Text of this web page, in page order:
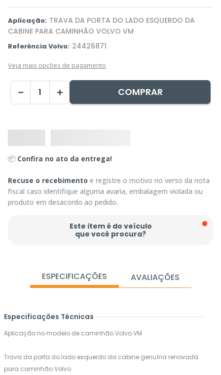
Aplicação: TRAVA DA PORTA DO LADO ESQUERDO DA
CABINE PARA CAMINHÃO VOLVO VM
Referência Volvo: 24426871
Veja mais opções de pagamento
＋
－ COMPRAR
📦 Confira no ato da entrega!
Recuse o recebimento e registre o motivo no verso da nota
fiscal caso identifique alguma avaria, embalagem violada ou
produto em desacordo ao pedido.
Este item é do veículo
que você procura?
ESPECIFICAÇÕES AVALIAÇÕES
Especificações Técnicas
Aplicação no modelo de caminhão Volvo VM
Trava da porta do lado esquerdo da cabine genuína renovada
para caminhão Volvo